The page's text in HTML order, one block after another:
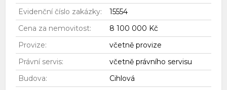
Evidenční číslo zakázky:
15554
Cena za nemovitost:
8 100 000 Kč
Provize:
včetně provize
Právní servis:
včetně právního servisu
Budova:
Cihlová